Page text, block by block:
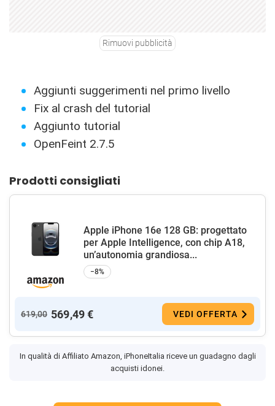
Rimuovi pubblicità
Aggiunti suggerimenti nel primo livello
Fix al crash del tutorial
Aggiunto tutorial
OpenFeint 2.7.5
Prodotti consigliati
Apple iPhone 16e 128 GB: progettato
per Apple Intelligence, con chip A18,
un’autonomia grandiosa...
−8%
619,00 569,49 € VEDI OFFERTA
In qualità di Affiliato Amazon, iPhoneItalia riceve un guadagno dagli
acquisti idonei.